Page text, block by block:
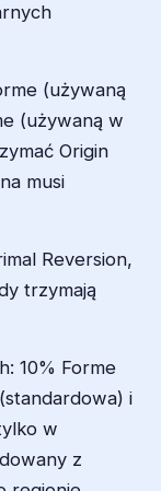
(używaną
(używaną w
Origin
musi
Reversion,
trzymają
10% Forme
i
w
z